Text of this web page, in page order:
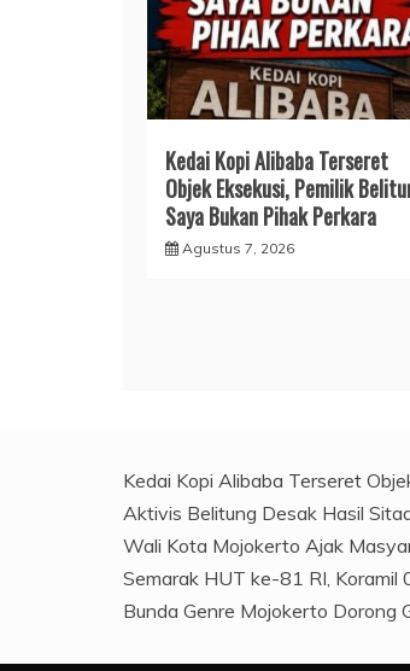
Kedai Kopi Alibaba Terseret
Objek Eksekusi, Pemilik
Saya Bukan Pihak Perkara
Agustus 7, 2026
Kedai Kopi Alibaba Terseret
Aktivis Belitung Desak Hasil
Wali Kota Mojokerto Ajak
Semarak HUT ke-81 RI, Koramil
Bunda Genre Mojokerto Dorong